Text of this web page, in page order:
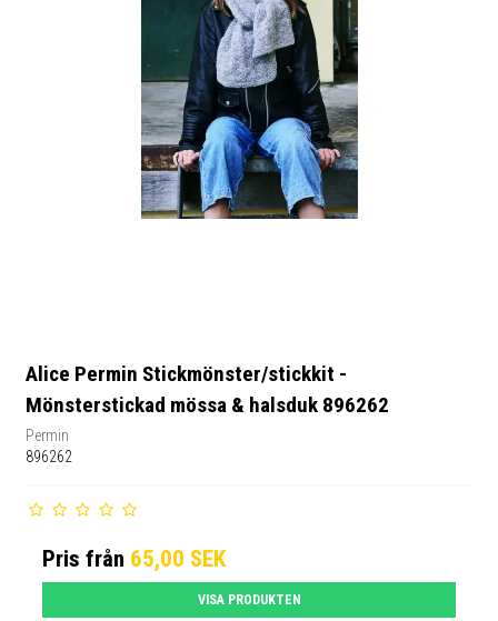
Alice Permin Stickmönster/stickkit -
Mönsterstickad mössa & halsduk 896262
Permin
896262
Pris från 65,00 SEK
VISA PRODUKTEN